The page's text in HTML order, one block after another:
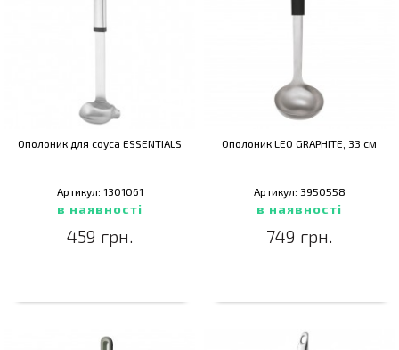
Ополоник для соуса ESSENTIALS
Артикул: 1301061
в наявності
459 грн.
Ополоник LEO GRAPHITE, 33 см
Артикул: 3950558
в наявності
749 грн.